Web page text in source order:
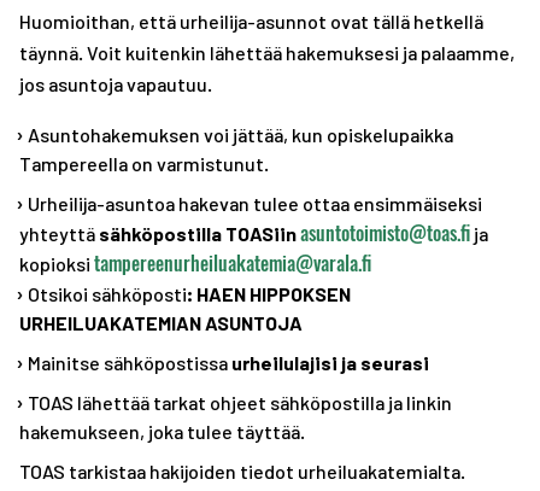
Huomioithan, että urheilija-asunnot ovat tällä hetkellä
täynnä. Voit kuitenkin lähettää hakemuksesi ja palaamme,
jos asuntoja vapautuu.
Asuntohakemuksen voi jättää, kun opiskelupaikka
Tampereella on varmistunut.
Urheilija-asuntoa hakevan tulee ottaa ensimmäiseksi
yhteyttä sähköpostilla TOASiinasuntotoimisto@toas.fi ja
kopioksi tampereenurheiluakatemia@varala.fi
Otsikoi sähköposti: HAEN HIPPOKSEN
URHEILUAKATEMIAN ASUNTOJA
Mainitse sähköpostissa urheilulajisi ja seurasi
TOAS lähettää tarkat ohjeet sähköpostilla ja linkin
hakemukseen, joka tulee täyttää.
TOAS tarkistaa hakijoiden tiedot urheiluakatemialta.